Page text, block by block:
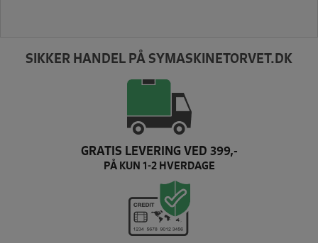
SIKKER HANDEL PÅ SYMASKINETORVET.DK
GRATIS LEVERING VED 399,-
PÅ KUN 1-2 HVERDAGE